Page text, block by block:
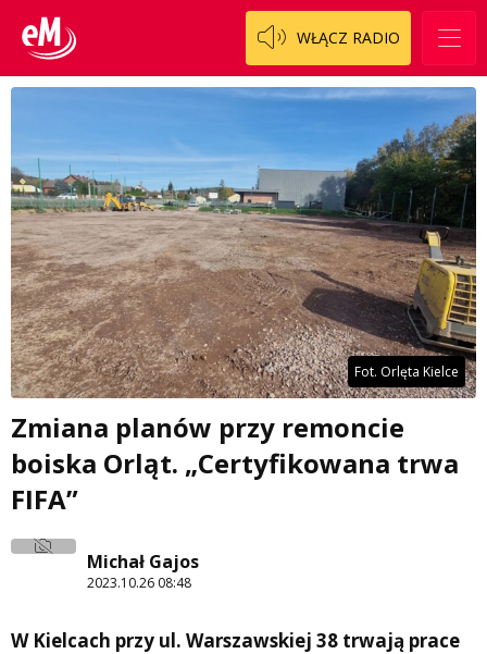
WŁĄCZ RADIO
Fot. Orlęta Kielce
Zmiana planów przy remoncie
boiska Orląt. „Certyfikowana trwa
FIFA”
Michał Gajos
2023.10.26 08:48
W Kielcach przy ul. Warszawskiej 38 trwają prace